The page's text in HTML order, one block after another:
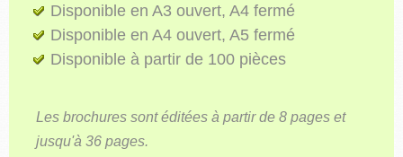
Disponible en A3 ouvert, A4 fermé
Disponible en A4 ouvert, A5 fermé
Disponible à partir de 100 pièces
Les brochures sont éditées à partir de 8 pages et
jusqu'à 36 pages.